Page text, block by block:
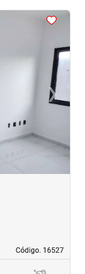
›
Next
Código. 16527
Código. 16527